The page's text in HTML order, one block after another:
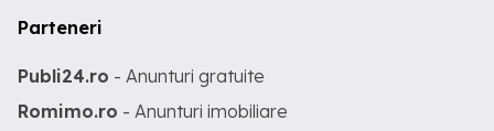
Parteneri
Publi24.ro - Anunturi gratuite
Romimo.ro - Anunturi imobiliare